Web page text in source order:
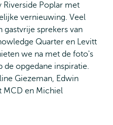
Riverside Poplar met
vernieuwing. Veel
gastvrije sprekers van
Quarter en Levitt
we na met de foto's
de opgedane inspiratie.
Giezeman, Edwin
MCD en Michiel